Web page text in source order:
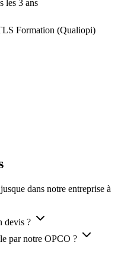
les 3 ans
Formation (Qualiopi)
dans notre entreprise à
devis ?
par notre OPCO ?